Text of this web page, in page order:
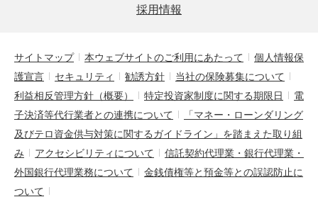
採用情報
サイトマップ 本ウェブサイトのご利用にあたって
個人情報保
護宣言
セキュリティ 勧誘方針
当社の保険募集について
利益相反管理方針（概要）
特定投資家制度に関する期限日
電
子決済等代行業者との連携について
「マネー・ローンダリング
及びテロ資金供与対策に関するガイドライン」を踏まえた取り組
み
アクセシビリティについて
信託契約代理業・銀行代理業・
外国銀行代理業務について
金銭債権等と預金等との誤認防止に
ついて